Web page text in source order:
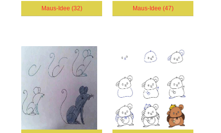
Maus-Idee (32) Maus-Idee (47)